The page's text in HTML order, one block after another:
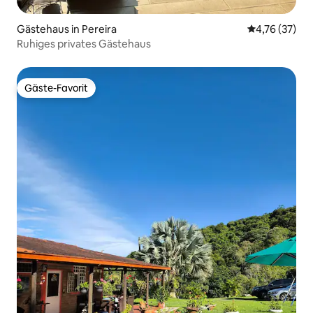
Gästehaus in Pereira
4,76 (37)
Ruhiges privates Gästehaus
Gäste-Favorit
Gäste-Favorit